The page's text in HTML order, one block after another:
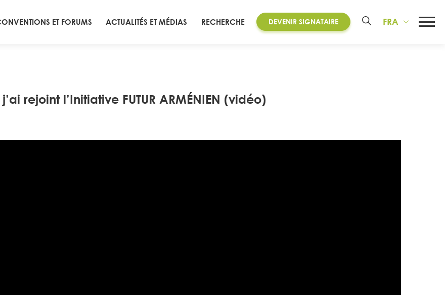
ET FORUMS ACTUALITÉS ET MÉDIAS RECHERCHE DEVENIR SIGNATAIRE FRA
rejoint l’Initiative FUTUR ARMÉNIEN (vidéo)